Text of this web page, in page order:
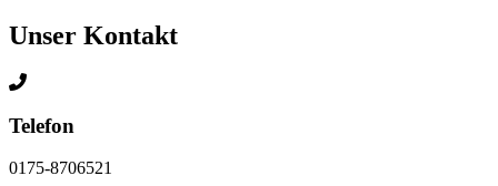
Unser Kontakt
Telefon
0175-8706521